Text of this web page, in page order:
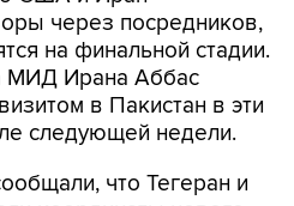
через посредников,
на финальной стадии.
МИД Ирана Аббас
в Пакистан в эти
следующей недели.
что Тегеран и